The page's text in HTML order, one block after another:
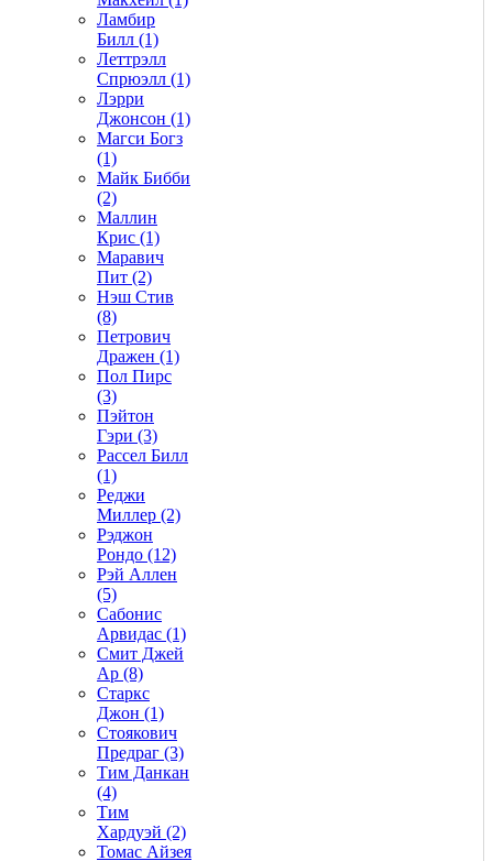
Ламбир
Билл (1)
Леттрэлл
Спрюэлл (1)
Лэрри
Джонсон (1)
Магси Богз
(1)
Майк Бибби
(2)
Маллин
Крис (1)
Маравич
Пит (2)
Нэш Стив
(8)
Петрович
Дражен (1)
Пол Пирс
(3)
Пэйтон
Гэри (3)
Рассел Билл
(1)
Реджи
Миллер (2)
Рэджон
Рондо (12)
Рэй Аллен
(5)
Сабонис
Арвидас (1)
Смит Джей
Ар (8)
Старкс
Джон (1)
Стоякович
Предраг (3)
Тим Данкан
(4)
Тим
Хардуэй (2)
Томас Айзея